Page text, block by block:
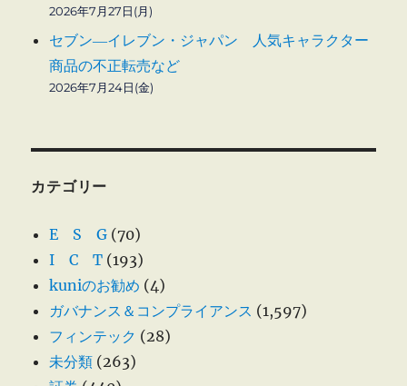
2026年7月27日(月)
セブン―イレブン・ジャパン 人気キャラクター
商品の不正転売など
2026年7月24日(金)
カテゴリー
E S G (70)
I C T (193)
kuniのお勧め (4)
ガバナンス＆コンプライアンス (1,597)
フィンテック (28)
未分類 (263)